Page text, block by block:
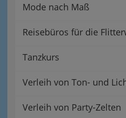
Mode nach Maß
Reisebüros für die
Tanzkurs
Verleih von Ton- und
Verleih von Party-Zelten